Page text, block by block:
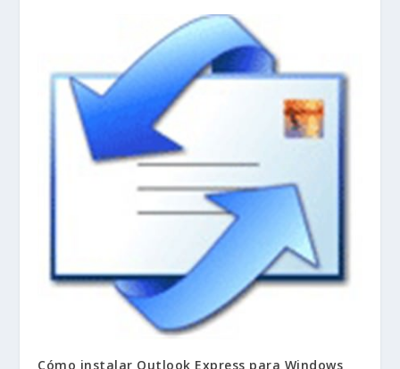
Cómo instalar Outlook Express para Windows